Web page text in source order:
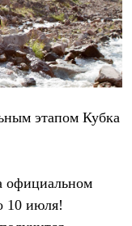
этапом Кубка
официальном
10 июля!